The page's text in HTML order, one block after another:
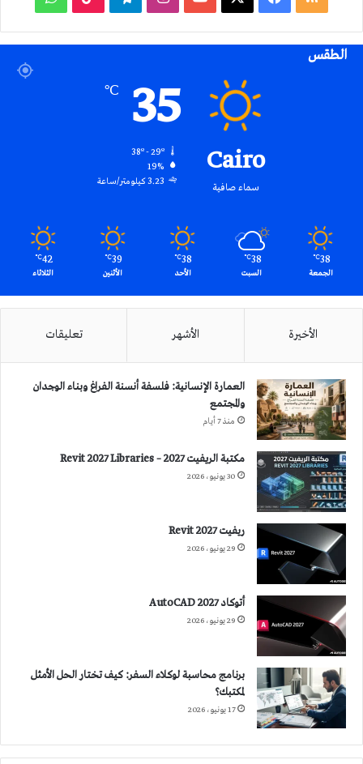
الموقع
الطقس
Cairo
سماء صافية
35
℃
19%
3.23 كيلومتر/ساعة
38
℃
الجمعة
38
℃
السبت
38
℃
الأحد
39
℃
الأثنين
42
℃
الثلاثاء
الأخيرة الأشهر تعليقات
العمارة الإنسانية: فلسفة أنسنة الفراغ وبناء الوجدان
والمجتمع
منذ 7 أيام
مكتبة الريفيت 2027 – Revit 2027 Libraries
30 يونيو، 2026
ريفيت 2027 Revit
29 يونيو، 2026
أتوكاد 2027 AutoCAD
29 يونيو، 2026
برنامج محاسبة لوكلاء السفر: كيف تختار الحل الأمثل
لمكتبك؟
17 يونيو، 2026